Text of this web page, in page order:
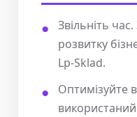
Звільніть
розвитку
Lp-Sklad.
Оптимізуйте